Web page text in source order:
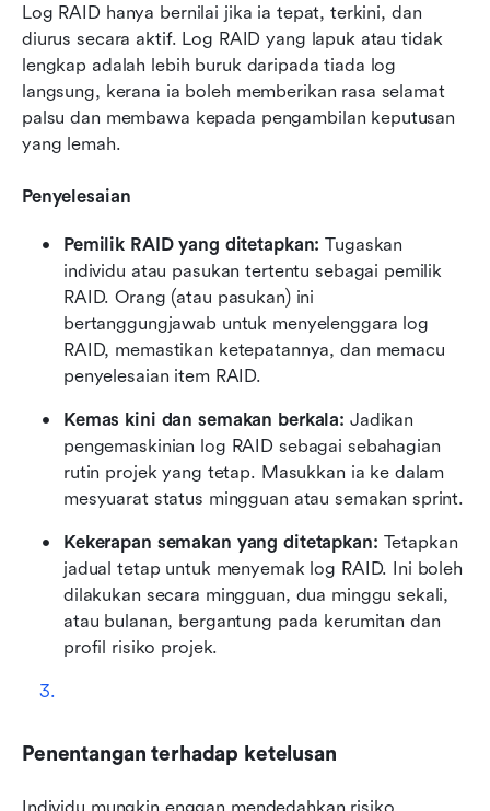
Log RAID hanya bernilai jika ia tepat, terkini, dan
diurus secara aktif. Log RAID yang lapuk atau tidak
lengkap adalah lebih buruk daripada tiada log
langsung, kerana ia boleh memberikan rasa selamat
palsu dan membawa kepada pengambilan keputusan
yang lemah.
Penyelesaian
Pemilik RAID yang ditetapkan: Tugaskan
individu atau pasukan tertentu sebagai pemilik
RAID. Orang (atau pasukan) ini
bertanggungjawab untuk menyelenggara log
RAID, memastikan ketepatannya, dan memacu
penyelesaian item RAID.
Kemas kini dan semakan berkala: Jadikan
pengemaskinian log RAID sebagai sebahagian
rutin projek yang tetap. Masukkan ia ke dalam
mesyuarat status mingguan atau semakan sprint.
Kekerapan semakan yang ditetapkan: Tetapkan
jadual tetap untuk menyemak log RAID. Ini boleh
dilakukan secara mingguan, dua minggu sekali,
atau bulanan, bergantung pada kerumitan dan
profil risiko projek.
Penentangan terhadap ketelusan